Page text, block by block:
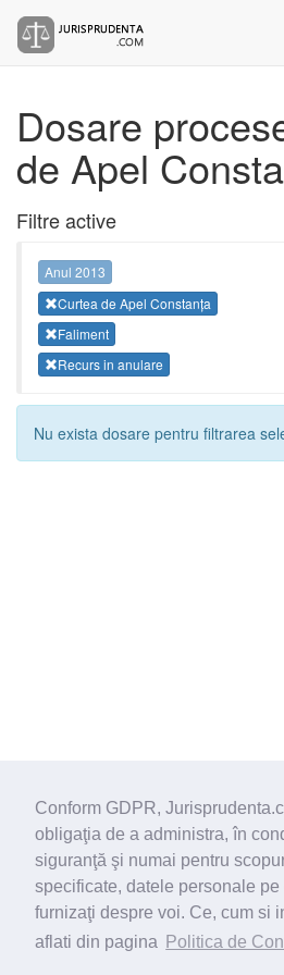
Conform GDPR,
obligaţia de a administra, în
siguranţă şi numai pentru
specificate, datele personale pe
furnizaţi despre voi. Ce, cum si
aflati din pagina
Politica de
Dosare
de Apel
Filtre active
Anul 2013
Curtea de Apel Constanța
Faliment
Recurs in anulare
Nu exista dosare pentru filtrarea